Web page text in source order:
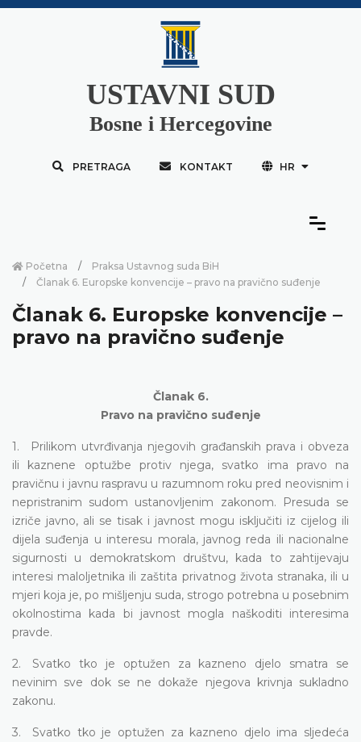
USTAVNI SUD
Bosne i Hercegovine
PRETRAGA KONTAKT HR
Početna
Praksa Ustavnog suda BiH
Članak 6. Europske konvencije – pravo na pravično suđenje
Članak 6. Europske konvencije –
pravo na pravično suđenje
Članak 6.
Pravo na pravično suđenje
1. Prilikom utvrđivanja njegovih građanskih prava i obveza
ili kaznene optužbe protiv njega, svatko ima pravo na
pravičnu i javnu raspravu u razumnom roku pred neovisnim i
nepristranim sudom ustanovljenim zakonom. Presuda se
izriče javno, ali se tisak i javnost mogu isključiti iz cijelog ili
dijela suđenja u interesu morala, javnog reda ili nacionalne
sigurnosti u demokratskom društvu, kada to zahtijevaju
interesi maloljetnika ili zaštita privatnog života stranaka, ili u
mjeri koja je, po mišljenju suda, strogo potrebna u posebnim
okolnostima kada bi javnost mogla naškoditi interesima
pravde.
2. Svatko tko je optužen za kazneno djelo smatra se
nevinim sve dok se ne dokaže njegova krivnja sukladno
zakonu.
3. Svatko tko je optužen za kazneno djelo ima sljedeća